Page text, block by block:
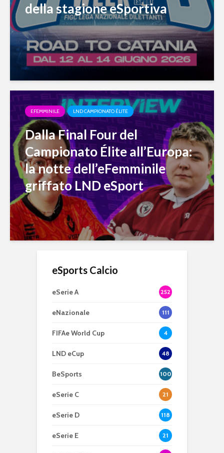
della stagione eSportiva
EFEMMINILE LND CAMPIONATO ÉLITE
Dalla Final Four del
Campionato Élite all’Europa:
la notte dell’eFemminile
griffato LND eSport
eSports Calcio
eSerie A 252
eNazionale 111
FIFAe World Cup 4
LND eCup 48
BeSports 100
eSerie C 21
eSerie D 118
eSerie E 21